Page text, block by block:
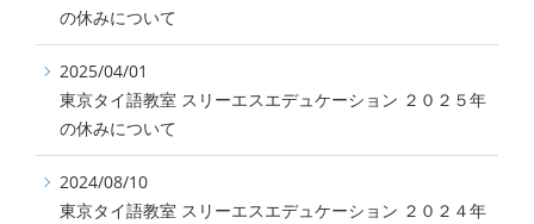
の休みについて
2025/04/01
東京タイ語教室 スリーエスエデュケーション ２０２５年
の休みについて
2024/08/10
東京タイ語教室 スリーエスエデュケーション ２０２４年